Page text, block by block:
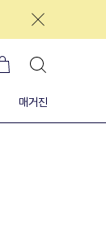
매거진